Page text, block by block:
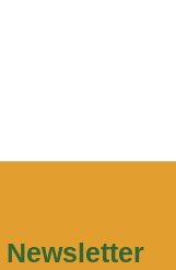
Newsletter